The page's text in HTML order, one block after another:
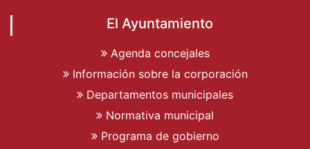
El Ayuntamiento
Agenda concejales
Información sobre la corporación
Departamentos municipales
Normativa municipal
Programa de gobierno